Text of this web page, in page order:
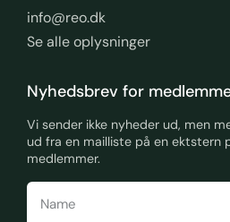
info@reo.dk
Se alle oplysninger
Nyhedsbrev for
Vi sender ikke nyheder ud, men
ud fra en mailliste på en ektstern
medlemmer.